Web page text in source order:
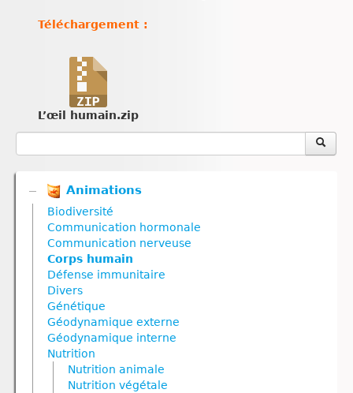
Téléchargement :
L’œil humain.zip
Animations
Biodiversité
Communication hormonale
Communication nerveuse
Corps humain
Défense immunitaire
Divers
Génétique
Géodynamique externe
Géodynamique interne
Nutrition
Nutrition animale
Nutrition végétale